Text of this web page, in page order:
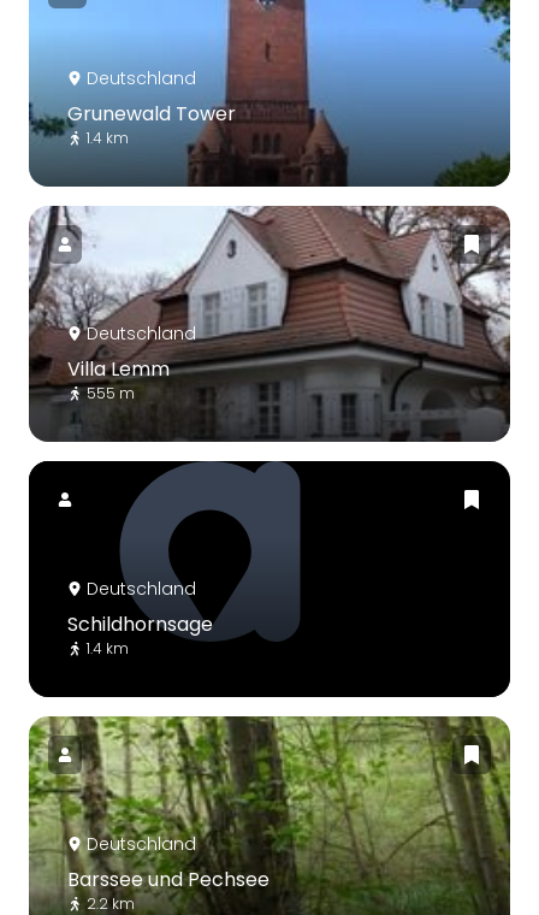
Deutschland
Grunewald Tower
1.4 km
Deutschland
Villa Lemm
555 m
Deutschland
Schildhornsage
1.4 km
Deutschland
Barssee und Pechsee
2.2 km